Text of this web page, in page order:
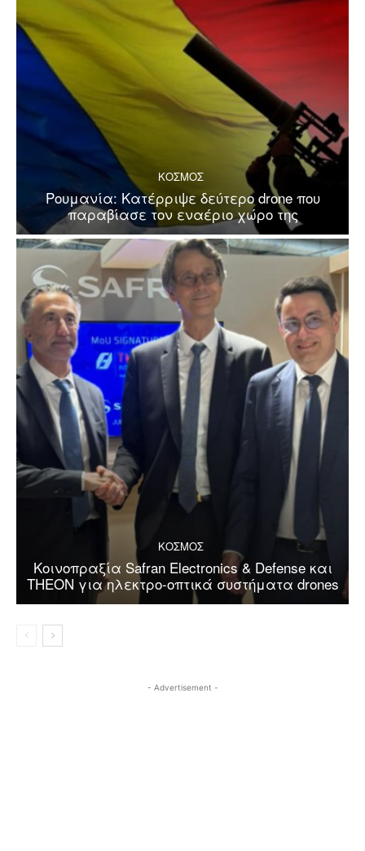
ΚΟΣΜΟΣ
Ρουμανία: Κατέρριψε δεύτερο drone που
παραβίασε τον εναέριο χώρο της
ΚΟΣΜΟΣ
Κοινοπραξία Safran Electronics & Defense και
THEON για ηλεκτρο-οπτικά συστήματα drones
- Advertisement -